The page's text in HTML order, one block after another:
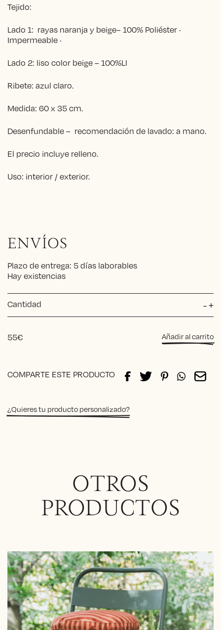
Tejido:
Lado 1: rayas naranja y beige– 100% Poliéster ·
Impermeable ·
Lado 2: liso color beige – 100%LI
Ribete: azul claro.
Medida: 60 x 35 cm.
Desenfundable – recomendación de lavado: a mano.
El precio incluye relleno.
Uso: interior / exterior.
ENVÍOS
Plazo de entrega: 5 días laborables
Hay existencias
Cantidad -
+
+
55€ Añadir al carrito
COMPARTE ESTE PRODUCTO
¿Quieres tu producto personalizado?
OTROS
PRODUCTOS